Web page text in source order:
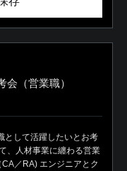
会（営業職）
として活躍したいとお考
、人材事業に纏わる営業
／RA) エンジニアとク